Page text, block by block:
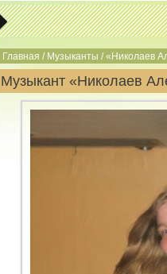
Главная / Музыканты /«Николаев
Музыкант «Николаев